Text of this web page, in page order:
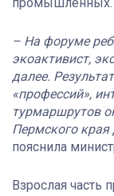
– На форуме
экоактивист,
далее.
«профессий»,
турмаршрутов
Пермского
пояснила
Взрослая